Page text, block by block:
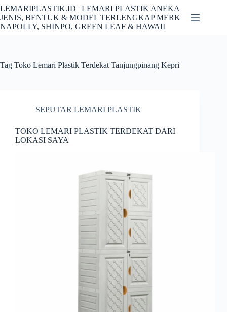
Skip
to
content
LEMARIPLASTIK.ID | LEMARI PLASTIK ANEKA
JENIS, BENTUK & MODEL TERLENGKAP MERK
NAPOLLY, SHINPO, GREEN LEAF & HAWAII
Tag Toko Lemari Plastik Terdekat Tanjungpinang Kepri
SEPUTAR LEMARI PLASTIK
TOKO LEMARI PLASTIK TERDEKAT DARI
LOKASI SAYA